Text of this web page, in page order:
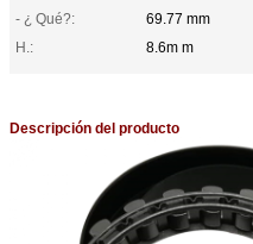
- ¿ Qué?:
69.77 mm
H.:
8.6m m
Descripción del producto